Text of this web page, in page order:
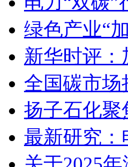
绿色产业“
新华时评
全国碳市
扬子石化聚
最新研究：